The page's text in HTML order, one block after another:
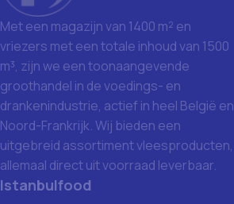
Met een magazijn van 1400 m² en
vriezers met een totale inhoud van 1500
m³, zijn we een toonaangevende
groothandel in de voedings- en
drankenindustrie, actief in heel België en
Noord-Frankrijk. Wij bieden een
uitgebreid assortiment vleesproducten,
allemaal direct uit voorraad leverbaar.
Istanbulfood